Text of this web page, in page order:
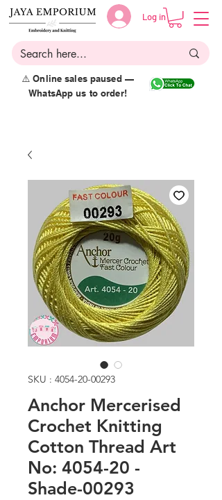
Log in
⚠️ Online sales paused —
WhatsApp us to order!
SKU : 4054-20-00293
Anchor Mercerised
Crochet Knitting
Cotton Thread Art
No: 4054-20 -
Shade-00293